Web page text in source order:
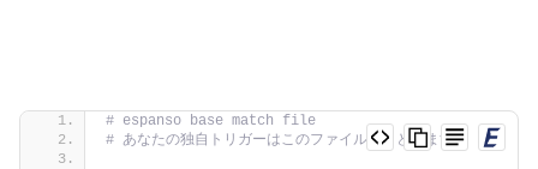
# espanso base match file
# あなたの独自トリガーはこのファイルにまとめます。